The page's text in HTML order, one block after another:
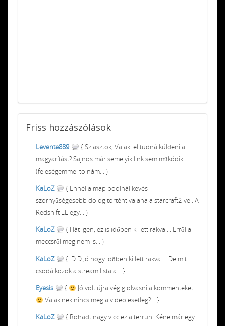
Friss hozzászólások
Levente889
{ Sziasztok, Valaki el tudná küldeni a
magyarítást? Sajnos már semelyik link sem működik.
(feleségemmel tolnám... }
KaLoZ
{ Ennél a map poolnál kevés
szörnyűségesebb dolog történt valaha a starcraft2-vel. A
Redshift LE egy... }
KaLoZ
{ Hát igen, ez is időben ki lett rakva ... Erről a
meccsről meg nem is... }
KaLoZ
{ :D:D Jó hogy időben ki lett rakva ... De mit
csodálkozok a stream lista a... }
Eyesis
{
Jó volt újra végig olvasni a kommenteket
Valakinek nincs meg a video esetleg?... }
KaLoZ
{ Rohadt nagy vicc ez a terrun. Kéne már egy